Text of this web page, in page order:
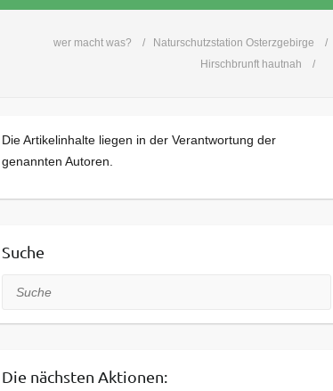
wer macht was?
Naturschutzstation Osterzgebirge
Hirschbrunft hautnah
Die Artikelinhalte liegen in der Verantwortung der
genannten Autoren.
Suche
Suche
Die nächsten Aktionen: